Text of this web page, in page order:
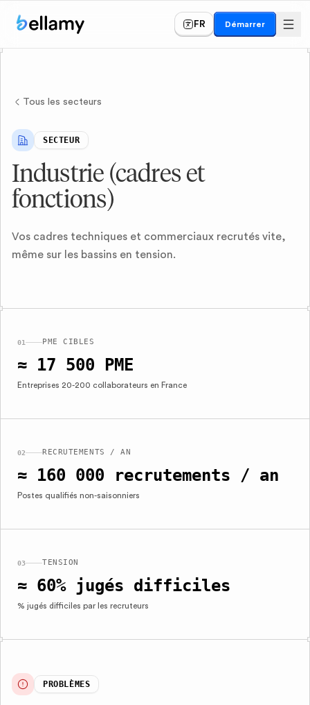
FR Démarrer
Tous les secteurs
SECTEUR
Industrie (cadres et
fonctions)
Vos cadres techniques et commerciaux recrutés vite,
même sur les bassins en tension.
01 PME CIBLES
≈ 17 500 PME
Entreprises 20-200 collaborateurs en France
02 RECRUTEMENTS / AN
≈ 160 000 recrutements / an
Postes qualifiés non-saisonniers
03 TENSION
≈ 60% jugés difficiles
% jugés difficiles par les recruteurs
PROBLÈMES